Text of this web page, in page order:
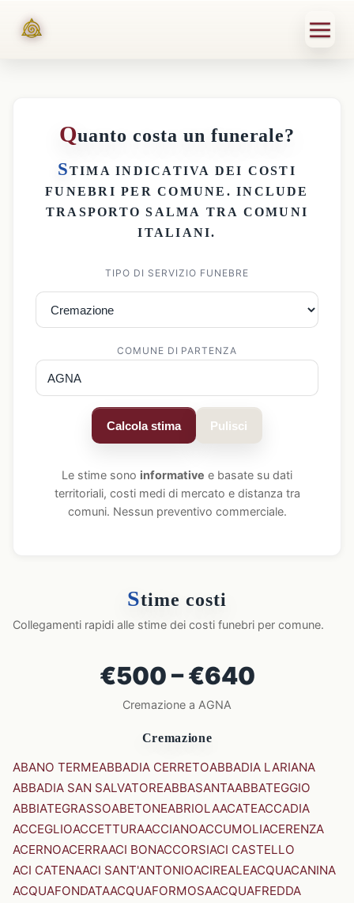
Quanto costa un funerale?
STIMA INDICATIVA DEI COSTI
FUNEBRI PER COMUNE . INCLUDE
TRASPORTO SALMA TRA COMUNI
ITALIANI.
TIPO DI SERVIZIO FUNEBRE
COMUNE DI PARTENZA
Calcola stima Pulisci
Le stime sono informative e basate su dati
territoriali, costi medi di mercato e distanza tra
comuni. Nessun preventivo commerciale.
Stime costi
Collegamenti rapidi alle stime dei costi funebri per comune.
€500 – €640
Cremazione a AGNA
Cremazione
ABANO TERMEABBADIA CERRETOABBADIA LARIANA
ABBADIA SAN SALVATOREABBASANTAABBATEGGIO
ABBIATEGRASSOABETONEABRIOLAACATEACCADIA
ACCEGLIOACCETTURAACCIANOACCUMOLIACERENZA
ACERNOACERRAACI BONACCORSIACI CASTELLO
ACI CATENAACI SANT'ANTONIOACIREALEACQUACANINA
ACQUAFONDATAACQUAFORMOSAACQUAFREDDA